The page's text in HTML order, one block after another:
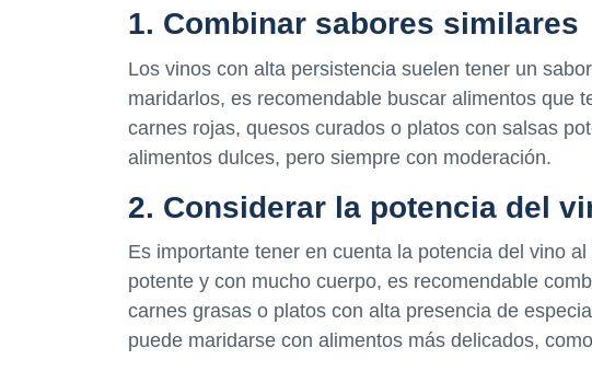
1. Combinar sabores similares
Los vinos con alta persistencia suelen tener un
maridarlos, es recomendable buscar alimentos que
carnes rojas, quesos curados o platos con salsas
alimentos dulces, pero siempre con moderación.
2. Considerar la potencia del
Es importante tener en cuenta la potencia del vino
potente y con mucho cuerpo, es recomendable
carnes grasas o platos con alta presencia de
puede maridarse con alimentos más delicados,